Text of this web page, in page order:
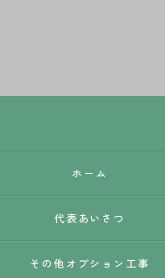
ホーム
代表あいさつ
その他オプション工事